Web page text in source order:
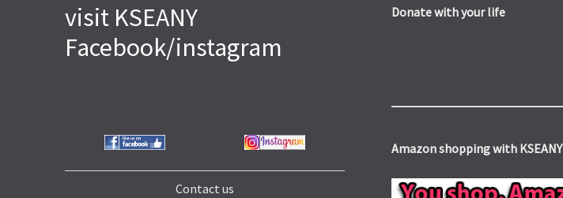
visit KSEANY
Facebook/instagram
Contact us
Donate with your life
Amazon shopping with KSEANY